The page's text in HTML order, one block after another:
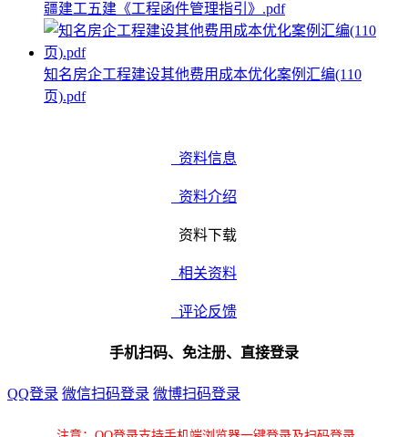
疆建工五建《工程函件管理指引》.pdf
知名房企工程建设其他费用成本优化案例汇编(110
页).pdf
资料信息
资料介绍
资料下载
相关资料
评论反馈
手机扫码、免注册、直接登录
QQ登录 微信扫码登录 微博扫码登录